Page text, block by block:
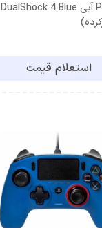
دسته PS4 آبی DualShock 4 Blue
استعلام قیمت